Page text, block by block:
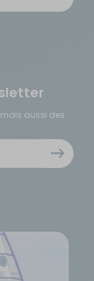
aussi des